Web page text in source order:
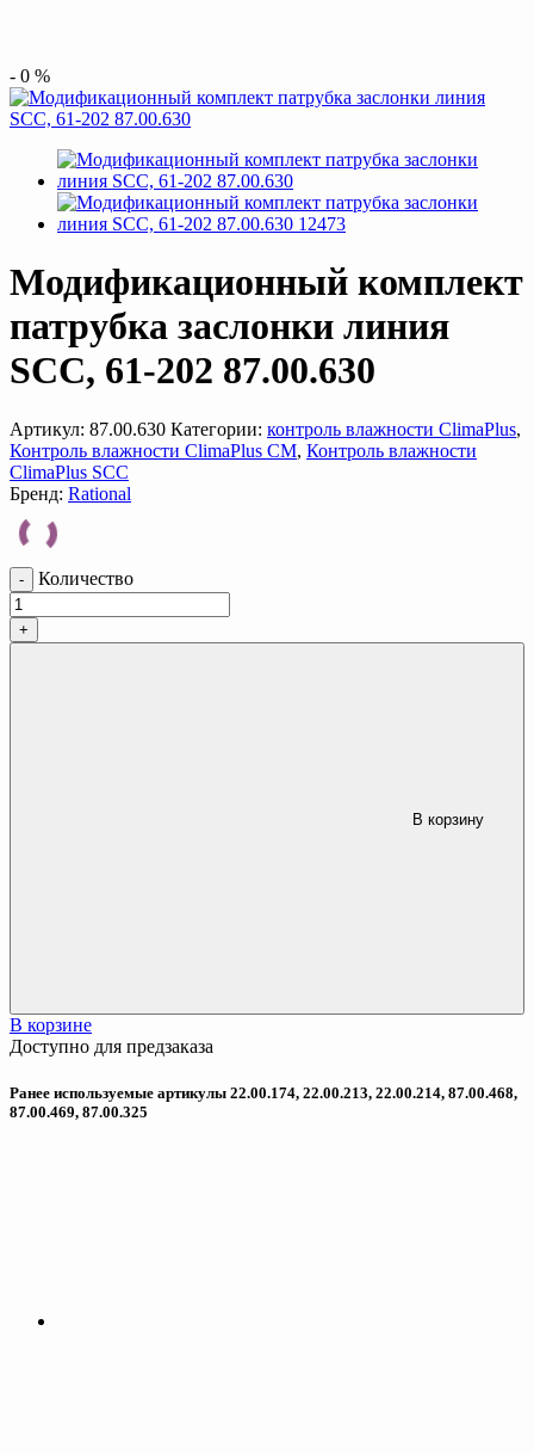
- 0 %
Модификационный комплект
патрубка заслонки линия
SCC, 61-202 87.00.630
Артикул: 87.00.630 Категории: контроль влажности ClimaPlus,
Контроль влажности ClimaPlus CM, Контроль влажности
ClimaPlus SCC
Бренд: Rational
- Количество
+
В корзине
Доступно для предзаказа
Ранее используемые артикулы 22.00.174, 22.00.213, 22.00.214, 87.00.468,
87.00.469, 87.00.325